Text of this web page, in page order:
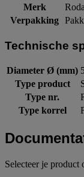
Merk
Verpakking
Technische
Diameter Ø (mm)
Type product
Type nr.
Type korrel
Selecteer je product